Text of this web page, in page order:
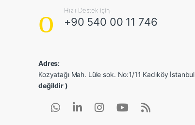
Hızlı Destek için;
+90 540 00 11 746
Adres:
Kozyatağı Mah. Lüle sok. No:1/11 Kadıköy İstanbul
değildir )